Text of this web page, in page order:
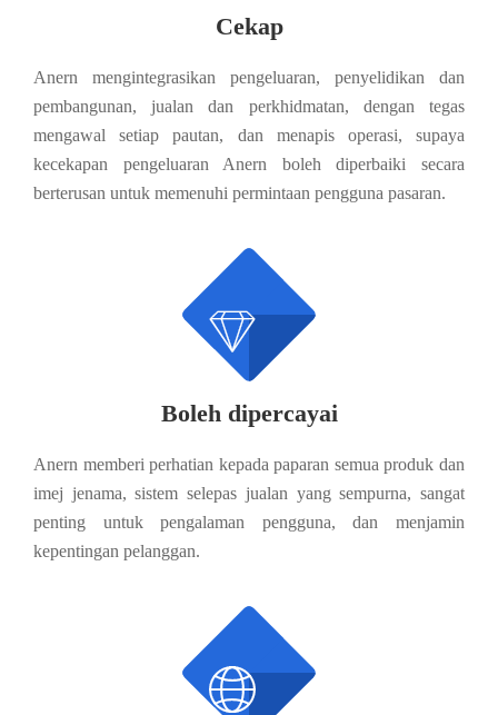
Cekap
Anern mengintegrasikan pengeluaran, penyelidikan dan
pembangunan, jualan dan perkhidmatan, dengan tegas
mengawal setiap pautan, dan menapis operasi, supaya
kecekapan pengeluaran Anern boleh diperbaiki secara
berterusan untuk memenuhi permintaan pengguna pasaran.

Boleh dipercayai
Anern memberi perhatian kepada paparan semua produk dan
imej jenama, sistem selepas jualan yang sempurna, sangat
penting untuk pengalaman pengguna, dan menjamin
kepentingan pelanggan.
